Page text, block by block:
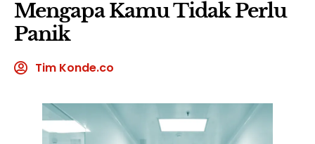
Mengapa Kamu Tidak Perlu
Panik
Tim Konde.co